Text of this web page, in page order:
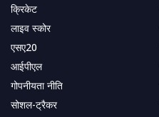
क्रिकेट
लाइव स्कोर
एसए20
आईपीएल
गोपनीयता नीति
सोशल-ट्रैकर